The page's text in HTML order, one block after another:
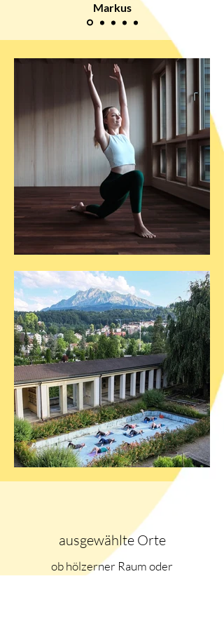
Markus
ausgewählte Orte
ob hölzerner Raum oder